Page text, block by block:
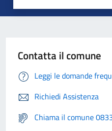
Contatta il comune
Leggi le domande
Richiedi Assistenza
Chiama il comune